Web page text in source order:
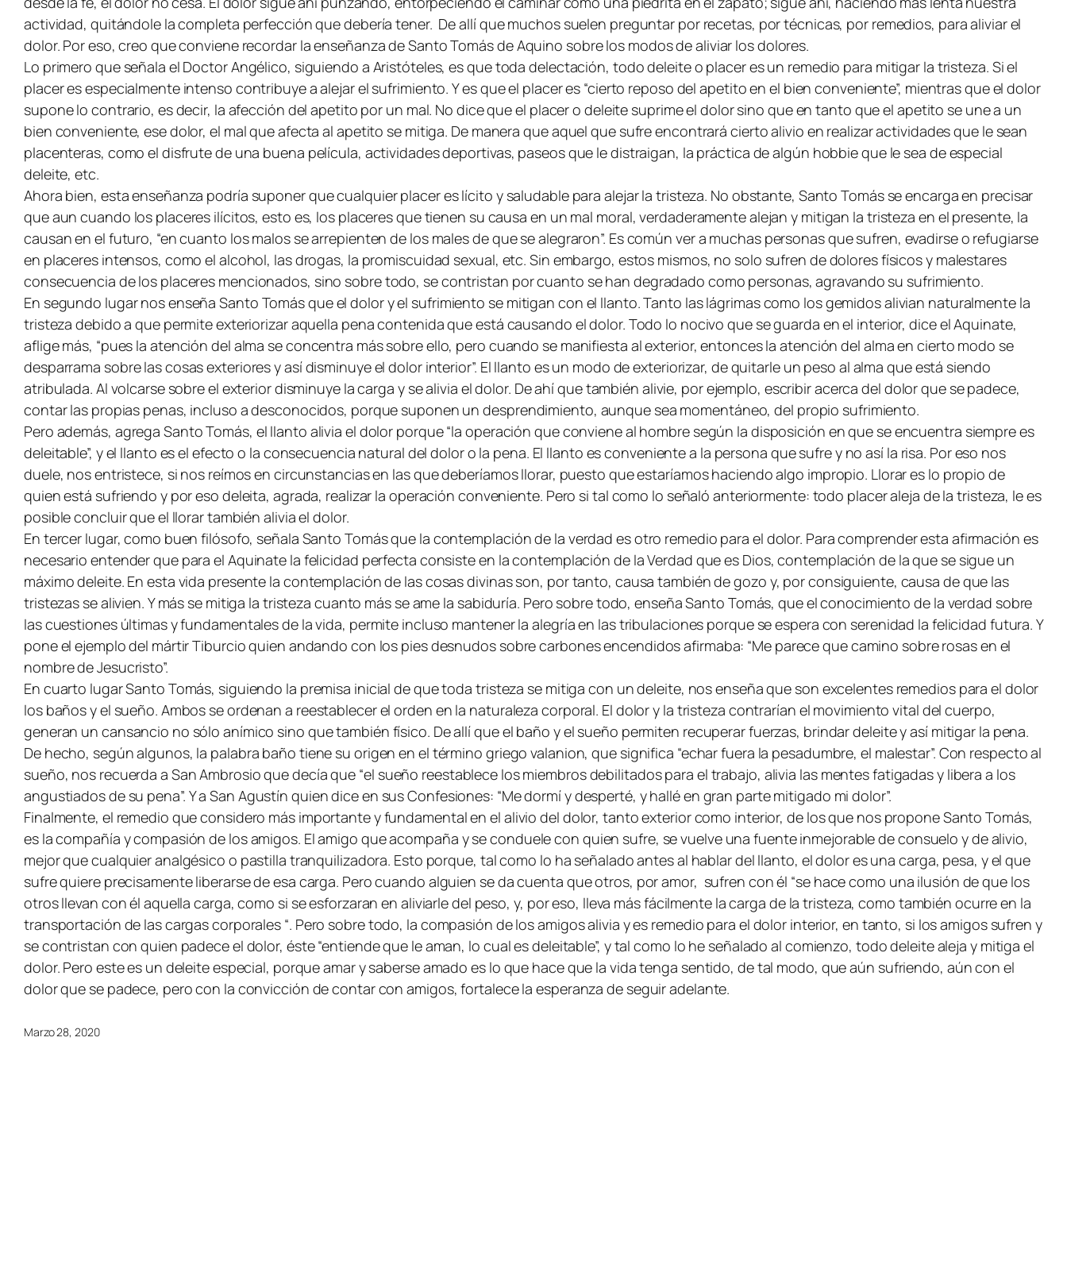
actividad, quitándole la completa perfección que debería tener. De allí que muchos suelen preguntar por recetas, por técnicas, por remedios, para aliviar el
dolor. Por eso, creo que conviene recordar la enseñanza de Santo Tomás de Aquino sobre los modos de aliviar los dolores.
Lo primero que señala el Doctor Angélico, siguiendo a Aristóteles, es que toda delectación, todo deleite o placer es un remedio para mitigar la tristeza. Si el
placer es especialmente intenso contribuye a alejar el sufrimiento. Y es que el placer es “cierto reposo del apetito en el bien conveniente”, mientras que el dolor
supone lo contrario, es decir, la afección del apetito por un mal. No dice que el placer o deleite suprime el dolor sino que en tanto que el apetito se une a un
bien conveniente, ese dolor, el mal que afecta al apetito se mitiga. De manera que aquel que sufre encontrará cierto alivio en realizar actividades que le sean
placenteras, como el disfrute de una buena película, actividades deportivas, paseos que le distraigan, la práctica de algún hobbieque le sea de especial
deleite, etc.
Ahora bien, esta enseñanza podría suponer que cualquier placer es lícito y saludable para alejar la tristeza. No obstante, Santo Tomás se encarga en precisar
que aun cuando los placeres ilícitos, esto es, los placeres que tienen su causa en un mal moral, verdaderamente alejan y mitigan la tristeza en el presente, la
causan en el futuro, “en cuanto los malos se arrepienten de los males de que se alegraron”. Es común ver a muchas personas que sufren, evadirse o refugiarse
en placeres intensos, como el alcohol, las drogas, la promiscuidad sexual, etc. Sin embargo, estos mismos, no solo sufren de dolores físicos y malestares
consecuencia de los placeres mencionados, sino sobre todo, se contristan por cuanto se han degradado como personas, agravando su sufrimiento.
En segundo lugar nos enseña Santo Tomás que el dolor y el sufrimiento se mitigan con el llanto. Tanto las lágrimas como los gemidos alivian naturalmente la
tristeza debido a que permite exteriorizar aquella pena contenida que está causando el dolor. Todo lo nocivo que se guarda en el interior, dice el Aquinate,
aflige más, “pues la atención del alma se concentra más sobre ello, pero cuando se manifiesta al exterior, entonces la atención del alma en cierto modo se
desparrama sobre las cosas exteriores y así disminuye el dolor interior”. El llanto es un modo de exteriorizar, de quitarle un peso al alma que está siendo
atribulada. Al volcarse sobre el exterior disminuye la carga y se alivia el dolor. De ahí que también alivie, por ejemplo, escribir acerca del dolor que se padece,
contar las propias penas, incluso a desconocidos, porque suponen un desprendimiento, aunque sea momentáneo, del propio sufrimiento.
Pero además, agrega Santo Tomás, el llanto alivia el dolor porque“la operación que conviene al hombre según la disposición en que se encuentra siempre es
deleitable”, y el llanto es el efecto o la consecuencia natural del dolor o la pena. El llanto es conveniente a la persona que sufre y no así la risa. Por eso nos
duele, nos entristece, si nos reímos en circunstancias en las que deberíamos llorar, puesto que estaríamos haciendo algo impropio. Llorar es lo propio de
quien está sufriendo y por eso deleita, agrada, realizar la operación conveniente. Pero si tal como lo señaló anteriormente: todo placer aleja de la tristeza, le es
posible concluir que el llorar también alivia el dolor.
En tercer lugar, como buen filósofo, señala Santo Tomás que la contemplación de la verdad es otro remedio para el dolor. Para comprender esta afirmación es
necesario entender que para el Aquinate la felicidad perfecta consiste en la contemplación de la Verdad que es Dios, contemplación de la que se sigue un
máximo deleite. En esta vida presente la contemplación de las cosas divinas son, por tanto, causa también de gozo y, por consiguiente, causa de que las
tristezas se alivien. Y más se mitiga la tristeza cuanto más se ame la sabiduría. Pero sobre todo, enseña Santo Tomás, que el conocimiento de la verdad sobre
las cuestiones últimas y fundamentales de la vida, permite incluso mantener la alegría en las tribulaciones porque se espera con serenidad la felicidad futura. Y
pone el ejemplo del mártir Tiburcio quien andando con los pies desnudos sobre carbones encendidos afirmaba: “Me parece que camino sobre rosas en el
nombre de Jesucristo”.
En cuarto lugar Santo Tomás, siguiendo la premisa inicial de que toda tristeza se mitiga con un deleite, nos enseña que son excelentes remedios para el dolor
los baños y el sueño. Ambos se ordenan a reestablecer el orden en la naturaleza corporal. El dolor y la tristeza contrarían el movimiento vital del cuerpo,
generan un cansancio no sólo anímico sino que también físico. De allí que el baño y el sueño permiten recuperar fuerzas, brindar deleite y así mitigar la pena.
De hecho, según algunos, la palabra baño tiene su origen en el término griegovalanion, que significa “echar fuera la pesadumbre, el malestar”. Con respecto al
sueño, nos recuerda a San Ambrosio que decía que “el sueño reestablece los miembros debilitados para el trabajo, alivia las mentes fatigadas y libera a los
angustiados de su pena”. Y a San Agustín quien dice en sus Confesiones: “Me dormí y desperté, y hallé en gran parte mitigado mi dolor”.
Finalmente, el remedio que considero más importante y fundamental en el alivio del dolor, tanto exterior como interior, de los que nos propone Santo Tomás,
es la compañía y compasión de los amigos. El amigo que acompaña y se conduele con quien sufre, se vuelve una fuente inmejorable de consuelo y de alivio,
mejor que cualquier analgésico o pastilla tranquilizadora. Esto porque, tal como lo ha señalado antes al hablar del llanto, el dolor es una carga, pesa, y el que
sufre quiere precisamente liberarse de esa carga. Pero cuando alguien se da cuenta que otros, por amor, sufren con él “se hace como una ilusión de que los
otros llevan con él aquella carga, como si se esforzaran en aliviarle del peso, y, por eso, lleva más fácilmente la carga de la tristeza, como también ocurre en la
transportación de las cargas corporales “. Pero sobre todo, la compasión de los amigos alivia y es remedio para el dolor interior, en tanto, si los amigos sufren y
se contristan con quien padece el dolor, éste “entiende que le aman, lo cual es deleitable”, y tal como lo he señalado al comienzo, todo deleite aleja y mitiga el
dolor. Pero este es un deleite especial, porque amar y saberse amado es lo que hace que la vida tenga sentido, de tal modo, que aún sufriendo, aún con el
dolor que se padece, pero con la convicción de contar con amigos, fortalece la esperanza de seguir adelante.
Marzo 28, 2020